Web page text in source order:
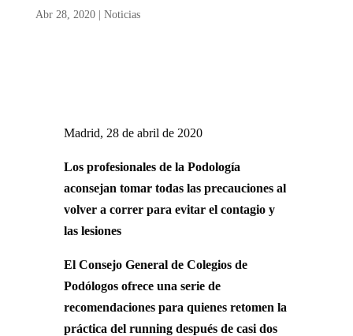
Abr 28, 2020| Noticias
Madrid, 28 de abril de 2020
Los profesionales de la Podología
aconsejan tomar todas las precauciones al
volver a correr para evitar el contagio y
las lesiones
El Consejo General de Colegios de
Podólogos ofrece una serie de
recomendaciones para quienes retomen la
práctica del running después de casi dos